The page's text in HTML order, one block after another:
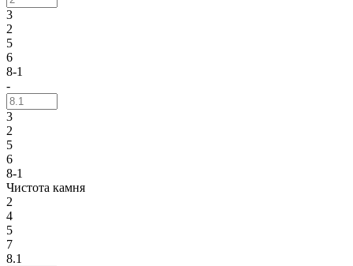
3
2
5
6
8-1
-
3
2
5
6
8-1
Чистота камня
2
4
5
7
8.1